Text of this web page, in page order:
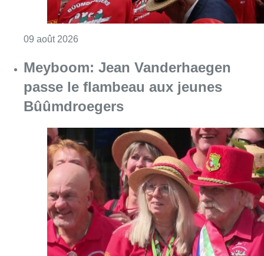
09 août 2026
Meyboom: Jean Vanderhaegen
passe le flambeau aux jeunes
Bûûmdroegers